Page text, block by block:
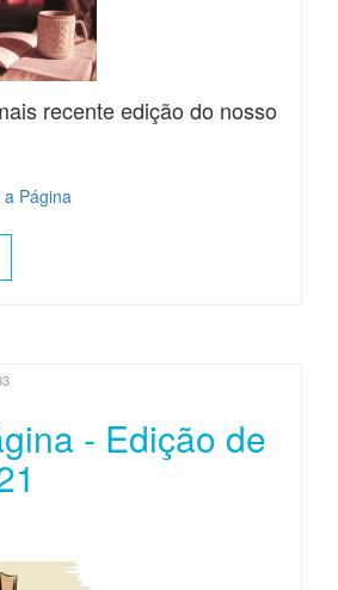
recente edição do nosso
a Página
- Edição de